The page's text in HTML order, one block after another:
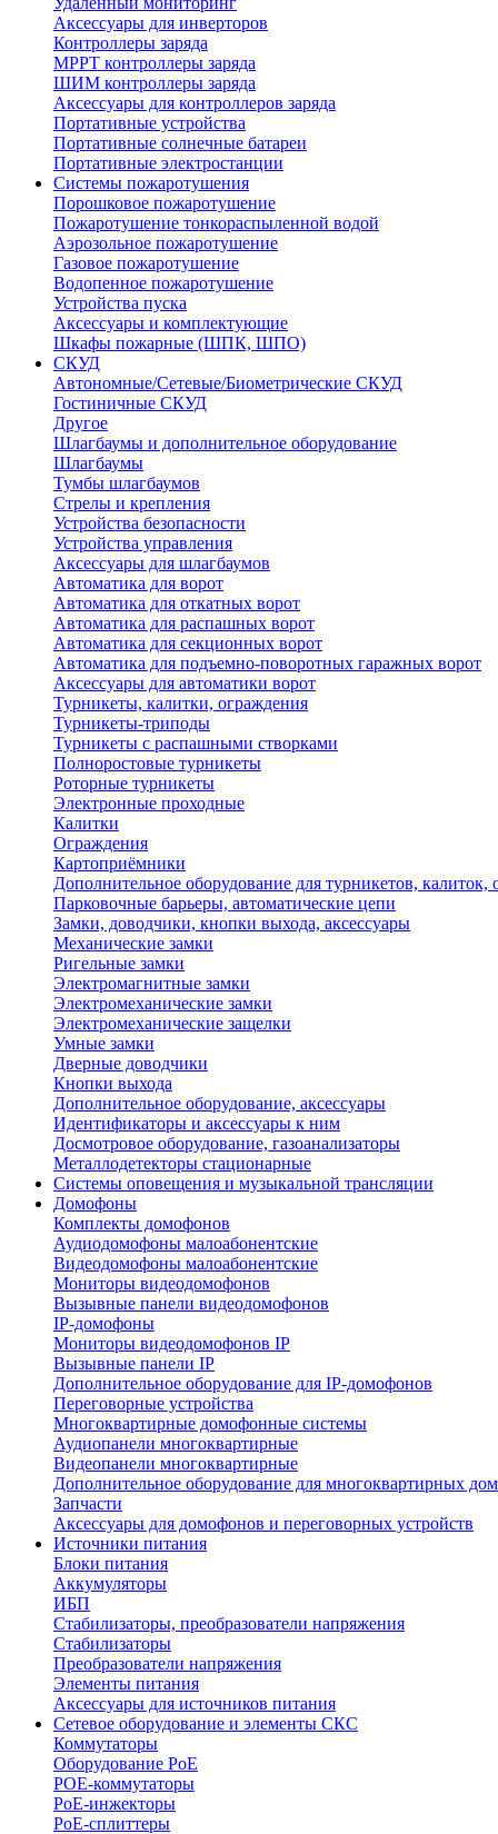
Аксессуары для инверторов
Контроллеры заряда
MPPT контроллеры заряда
ШИМ контроллеры заряда
Аксессуары для контроллеров заряда
Портативные устройства
Портативные солнечные батареи
Портативные электростанции
Системы пожаротушения
Порошковое пожаротушение
Пожаротушение тонкораспыленной водой
Аэрозольное пожаротушение
Газовое пожаротушение
Водопенное пожаротушение
Устройства пуска
Аксессуары и комплектующие
Шкафы пожарные (ШПК, ШПО)
СКУД
Автономные/Сетевые/Биометрические СКУД
Гостиничные СКУД
Другое
Шлагбаумы и дополнительное оборудование
Шлагбаумы
Тумбы шлагбаумов
Стрелы и крепления
Устройства безопасности
Устройства управления
Аксессуары для шлагбаумов
Автоматика для ворот
Автоматика для откатных ворот
Автоматика для распашных ворот
Автоматика для секционных ворот
Автоматика для подъемно-поворотных гаражных ворот
Аксессуары для автоматики ворот
Турникеты, калитки, ограждения
Турникеты-триподы
Турникеты с распашными створками
Полноростовые турникеты
Роторные турникеты
Электронные проходные
Калитки
Ограждения
Картоприёмники
Дополнительное оборудование для турникетов, калиток,
Парковочные барьеры, автоматические цепи
Замки, доводчики, кнопки выхода, аксессуары
Механические замки
Ригельные замки
Электромагнитные замки
Электромеханические замки
Электромеханические защелки
Умные замки
Дверные доводчики
Кнопки выхода
Дополнительное оборудование, аксессуары
Идентификаторы и аксессуары к ним
Досмотровое оборудование, газоанализаторы
Металлодетекторы стационарные
Системы оповещения и музыкальной трансляции
Домофоны
Комплекты домофонов
Аудиодомофоны малоабонентские
Видеодомофоны малоабонентские
Мониторы видеодомофонов
Вызывные панели видеодомофонов
IP-домофоны
Мониторы видеодомофонов IP
Вызывные панели IP
Дополнительное оборудование для IP-домофонов
Переговорные устройства
Многоквартирные домофонные системы
Аудиопанели многоквартирные
Видеопанели многоквартирные
Дополнительное оборудование для многоквартирных
Запчасти
Аксессуары для домофонов и переговорных устройств
Источники питания
Блоки питания
Аккумуляторы
ИБП
Стабилизаторы, преобразователи напряжения
Стабилизаторы
Преобразователи напряжения
Элементы питания
Аксессуары для источников питания
Сетевое оборудование и элементы СКС
Коммутаторы
Оборудование PoE
POE-коммутаторы
PoE-инжекторы
PoE-сплиттеры